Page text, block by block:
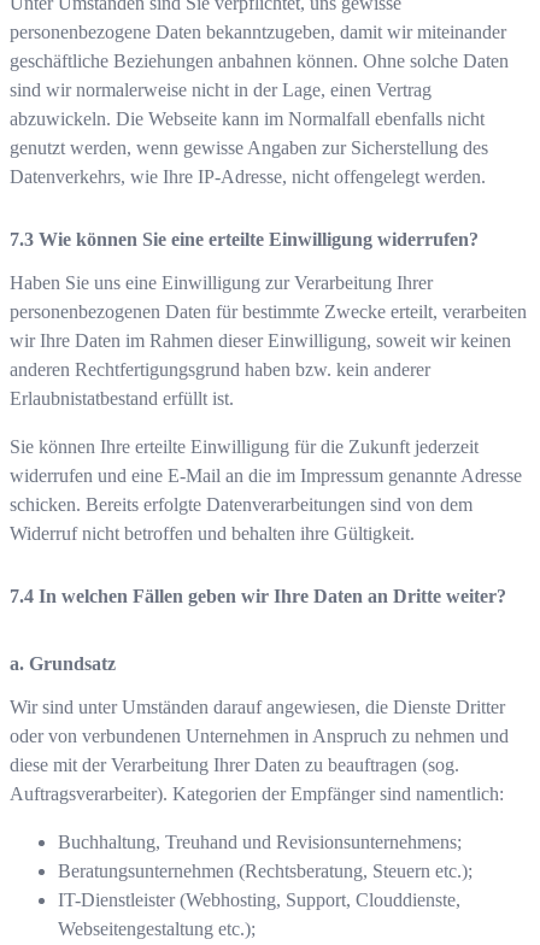
personenbezogene Daten bekanntzugeben, damit wir miteinander
geschäftliche Beziehungen anbahnen können. Ohne solche Daten
sind wir normalerweise nicht in der Lage, einen Vertrag
abzuwickeln. Die Webseite kann im Normalfall ebenfalls nicht
genutzt werden, wenn gewisse Angaben zur Sicherstellung des
Datenverkehrs, wie Ihre IP-Adresse, nicht offengelegt werden.
Wie können Sie eine erteilte Einwilligung widerrufen?
Haben Sie uns eine Einwilligung zur Verarbeitung Ihrer
personenbezogenen Daten für bestimmte Zwecke erteilt, verarbeiten
wir Ihre Daten im Rahmen dieser Einwilligung, soweit wir keinen
anderen Rechtfertigungsgrund haben bzw. kein anderer
Erlaubnistatbestand erfüllt ist.
Sie können Ihre erteilte Einwilligung für die Zukunft jederzeit
widerrufen und eine E-Mail an die im Impressum genannte Adresse
schicken. Bereits erfolgte Datenverarbeitungen sind von dem
Widerruf nicht betroffen und behalten ihre Gültigkeit.
In welchen Fällen geben wir Ihre Daten an Dritte weiter?
a. Grundsatz
Wir sind unter Umständen darauf angewiesen, die Dienste Dritter
oder von verbundenen Unternehmen in Anspruch zu nehmen und
diese mit der Verarbeitung Ihrer Daten zu beauftragen (sog.
Auftragsverarbeiter). Kategorien der Empfänger sind namentlich:
Buchhaltung, Treuhand und Revisionsunternehmens;
Beratungsunternehmen (Rechtsberatung, Steuern etc.);
IT-Dienstleister (Webhosting, Support, Clouddienste,
Webseitengestaltung etc.);